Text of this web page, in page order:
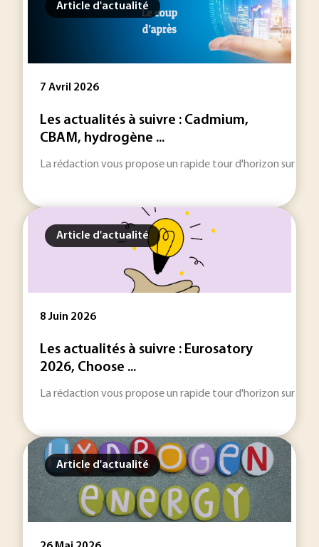
Article d'actualité
7 Avril 2026
Les actualités à suivre : Cadmium,
CBAM, hydrogène ...
La rédaction vous propose un rapide tour d'horizon sur les
Article d'actualité
8 Juin 2026
Les actualités à suivre : Eurosatory
2026, Choose ...
La rédaction vous propose un rapide tour d'horizon sur les
Article d'actualité